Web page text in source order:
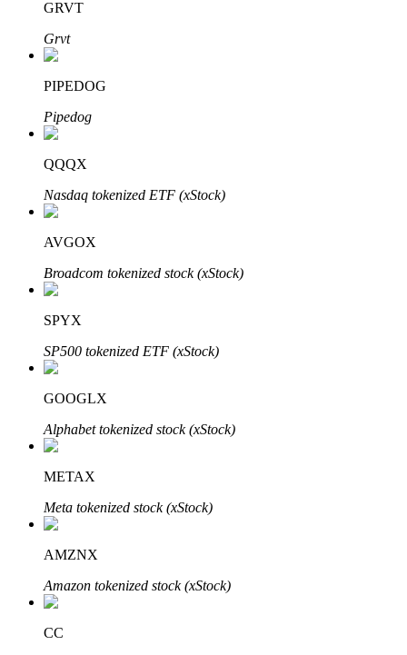
Investimento Automático
Obtenha lucro a longo prazo e interesses flexíveis
Aprenda a apostar
Aprenda como ganhar renda passiva
Bitrue
AI
Parceiros Bitrue
GRVT
Grvt
PIPEDOG
Pipedog
QQQX
Nasdaq tokenized ETF (xStock)
AVGOX
Broadcom tokenized stock (xStock)
SPYX
SP500 tokenized ETF (xStock)
GOOGLX
Alphabet tokenized stock (xStock)
METAX
Meta tokenized stock (xStock)
AMZNX
Amazon tokenized stock (xStock)
CC